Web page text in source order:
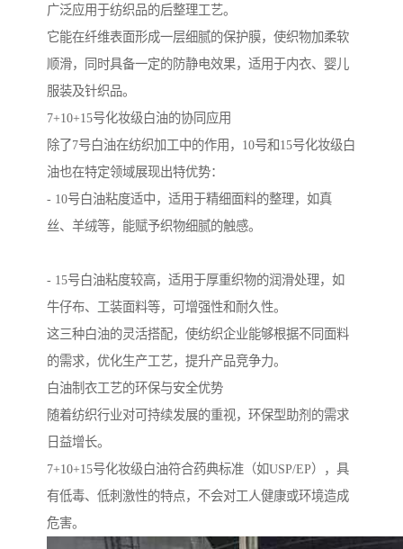
广泛应用于纺织品的后整理工艺。
它能在纤维表面形成一层细腻的保护膜，使织物加柔软
顺滑，同时具备一定的防静电效果，适用于内衣、婴儿
服装及针织品。
7+10+15号化妆级白油的协同应用
除了7号白油在纺织加工中的作用，10号和15号化妆级白
油也在特定领域展现出特优势：
- 10号白油粘度适中，适用于精细面料的整理，如真
丝、羊绒等，能赋予织物细腻的触感。
- 15号白油粘度较高，适用于厚重织物的润滑处理，如
牛仔布、工装面料等，可增强性和耐久性。
这三种白油的灵活搭配，使纺织企业能够根据不同面料
的需求，优化生产工艺，提升产品竞争力。
白油制衣工艺的环保与安全优势
随着纺织行业对可持续发展的重视，环保型助剂的需求
日益增长。
7+10+15号化妆级白油符合药典标准（如USP/EP），具
有低毒、低刺激性的特点，不会对工人健康或环境造成
危害。